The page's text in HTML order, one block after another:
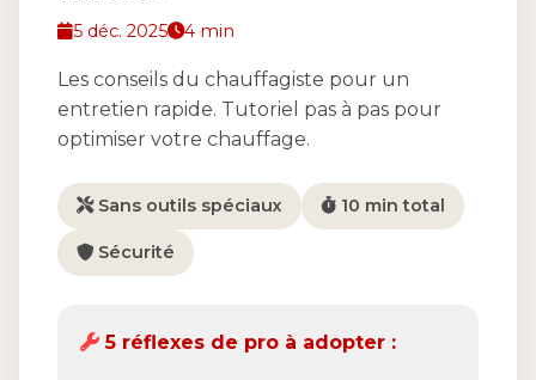
5 déc. 2025 4 min
Les conseils du chauffagiste pour un
entretien rapide. Tutoriel pas à pas pour
optimiser votre chauffage.
Sans outils spéciaux 10 min total
Sécurité
5 réflexes de pro à adopter :